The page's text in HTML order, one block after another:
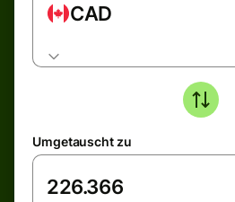
CAD
Umgetauscht zu